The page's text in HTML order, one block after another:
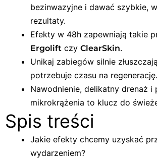
bezinwazyjne i dawać szybkie,
rezultaty.
Efekty w 48h zapewniają takie
Ergolift czy ClearSkin.
Unikaj zabiegów silnie
potrzebuje czasu na regenerację.
Nawodnienie, delikatny drenaż i
mikrokrążenia to klucz do
Spis treści
Jakie efekty chcemy uzyskać
wydarzeniem?